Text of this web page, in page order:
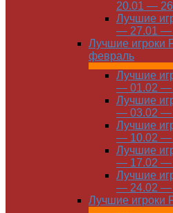
20.01 —
Лучшие
— 27.01 —
Лучшие игроки
февраль
Лучшие
— 01.02 —
Лучшие
— 03.02 —
Лучшие
— 10.02 —
Лучшие
— 17.02 —
Лучшие
— 24.02 —
Лучшие игроки